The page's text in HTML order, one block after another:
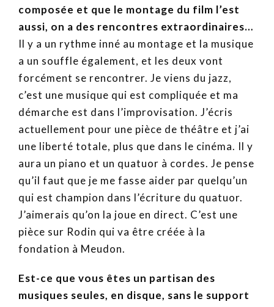
composée et que le montage du film l’est
aussi, on a des rencontres extraordinaires…
Il y a un rythme inné au montage et la musique
a un souffle également, et les deux vont
forcément se rencontrer. Je viens du jazz,
c’est une musique qui est compliquée et ma
démarche est dans l’improvisation. J’écris
actuellement pour une pièce de théâtre et j’ai
une liberté totale, plus que dans le cinéma. Il y
aura un piano et un quatuor à cordes. Je pense
qu’il faut que je me fasse aider par quelqu’un
qui est champion dans l’écriture du quatuor.
J’aimerais qu’on la joue en direct. C’est une
pièce sur Rodin qui va être créée à la
fondation à Meudon.
Est-ce que vous êtes un partisan des
musiques seules, en disque, sans le support